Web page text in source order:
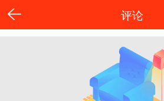
评论